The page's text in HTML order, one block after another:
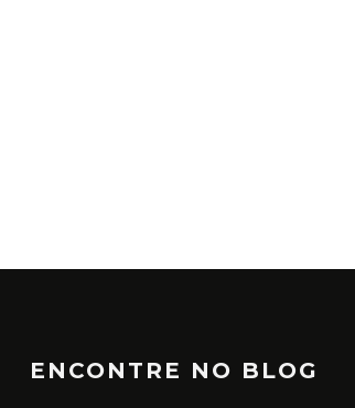
ENCONTRE NO BLOG